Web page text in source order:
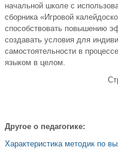
начальной школе с
сборника «Игровой
способствовать повышению
создавать условия для
самостоятельности в
языком в целом.
Другое о педагогике:
Характеристика методик по